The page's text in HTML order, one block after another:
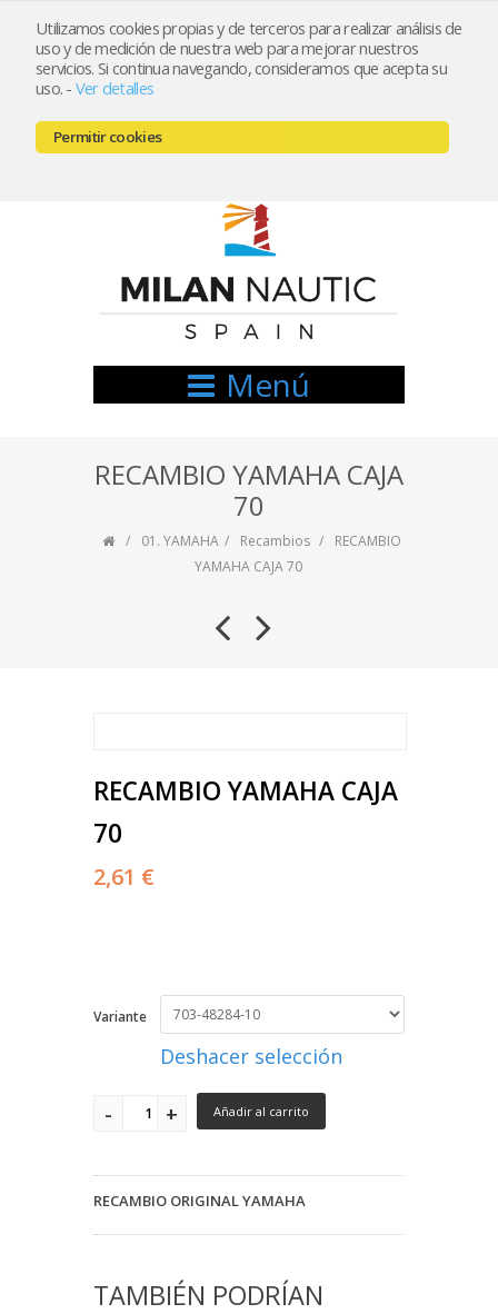
Utilizamos cookies propias y de terceros para realizar análisis de
uso y de medición de nuestra web para mejorar nuestros
servicios. Si continua navegando, consideramos que acepta su
uso. - Ver detalles
Permitir cookies
Registrarse Mi cuenta
666521122 // 654999333
Menú
RECAMBIO YAMAHA CAJA
70
01. YAMAHA Recambios
RECAMBIO
YAMAHA CAJA 70
RECAMBIO YAMAHA CAJA
70
2,61 €
Variante
Deshacer selección
Añadir al carrito
RECAMBIO ORIGINAL YAMAHA
TAMBIÉN PODRÍAN